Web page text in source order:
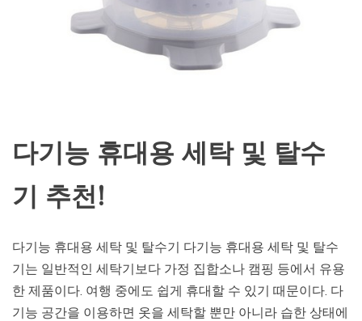
다기능 휴대용 세탁 및 탈수
기 추천!
다기능 휴대용 세탁 및 탈수기 다기능 휴대용 세탁 및 탈수
기는 일반적인 세탁기보다 가정 집합소나 캠핑 등에서 유용
한 제품이다. 여행 중에도 쉽게 휴대할 수 있기 때문이다. 다
기능 공간을 이용하면 옷을 세탁할 뿐만 아니라 습한 상태에